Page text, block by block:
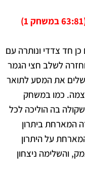
תיכון חדש ת”א – בן יהודה נס ציונה (63:81 במשחק 1)
כן חד צדדי ונותרה עם
לשלב חצי הגמר
את המסע לתואר
כמו במשחק
בה הוליכה לכל
המארחת ביתרון
המארחת על היתרון
והשלימה ניצחון